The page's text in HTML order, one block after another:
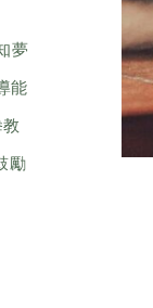
夢
能
勵